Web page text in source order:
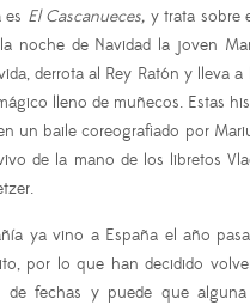
es El Cascanueces, y trata sobre
noche de Navidad la joven
derrota al Rey Ratón y lleva
lleno de muñecos. Estas
un baile coreografiado por
de la mano de los libretos
ya vino a España el año
por lo que han decidido
fechas y puede que alguna